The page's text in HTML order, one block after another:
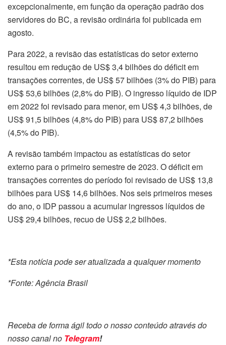
excepcionalmente, em função da operação padrão dos
servidores do BC, a revisão ordinária foi publicada em
agosto.
Para 2022, a revisão das estatísticas do setor externo
resultou em redução de US$ 3,4 bilhões do déficit em
transações correntes, de US$ 57 bilhões (3% do PIB) para
US$ 53,6 bilhões (2,8% do PIB). O ingresso líquido de IDP
em 2022 foi revisado para menor, em US$ 4,3 bilhões, de
US$ 91,5 bilhões (4,8% do PIB) para US$ 87,2 bilhões
(4,5% do PIB).
A revisão também impactou as estatísticas do setor
externo para o primeiro semestre de 2023. O déficit em
transações correntes do período foi revisado de US$ 13,8
bilhões para US$ 14,6 bilhões. Nos seis primeiros meses
do ano, o IDP passou a acumular ingressos líquidos de
US$ 29,4 bilhões, recuo de US$ 2,2 bilhões.
*Esta notícia pode ser atualizada a qualquer momento
*Fonte: Agência Brasil
Receba de forma ágil todo o nosso conteúdo através do
nosso canal no Telegram!